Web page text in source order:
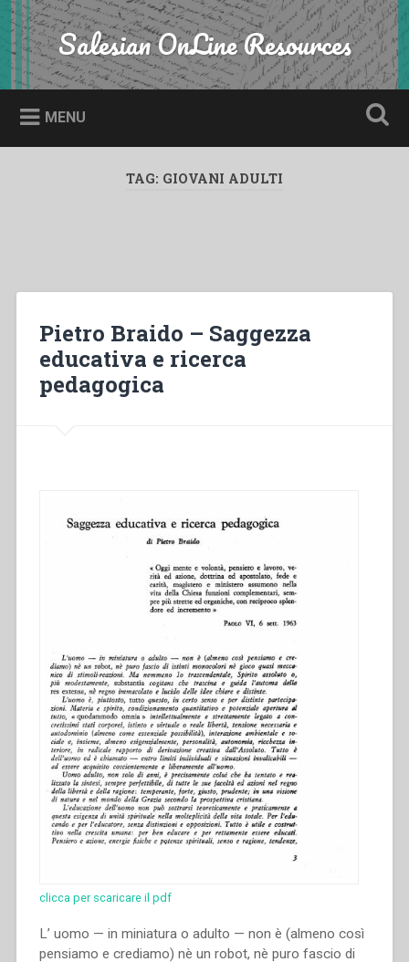
Skip
to
content
Search Salesian OnLine Resources
MENU
TAG: GIOVANI ADULTI
Pietro Braido – Saggezza
educativa e ricerca
pedagogica
clicca per scaricare il pdf
L’ uomo — in miniatura o adulto — non è (almeno così
pensiamo e crediamo) nè un robot, nè puro fascio di